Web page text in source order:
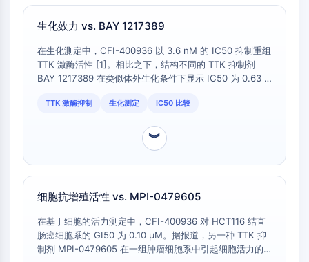
微管相关丝氨酸/苏氨酸激酶
KLF
MNK
混合谱系激酶
MAP4K
Raf
JNK
ERK
Ras
生化效力 vs. BAY 1217389
在生化测定中，CFI-400936 以 3.6 nM 的 IC50 抑制重组
TTK 激酶活性 [1]。相比之下，结构不同的 TTK 抑制剂
BAY 1217389 在类似体外生化条件下显示 IC50 为 0.63 ±
nM），可能影响需要高靶标占据的细胞或体内实验的剂量
TTK 激酶抑制 生化测定 IC50 比较
︾
细胞抗增殖活性 vs. MPI-0479605
在基于细胞的活力测定中，CFI-400936 对 HCT116 结直
肠癌细胞系的 GI50 为 0.10 μM。据报道，另一种 TTK 抑
制剂 MPI-0479605 在一组肿瘤细胞系中引起细胞活力的